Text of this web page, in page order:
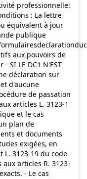
professionnelle:
: La lettre
équivalent à jour
publique
aux pouvoirs de
SI LE DC1 N'EST
déclaration sur
d'aucune
de passation
articles L. 3123-1
et le cas
plan de
et documents
exigées, en
L. 3123-19 du code
articles R. 3123-
- Le cas